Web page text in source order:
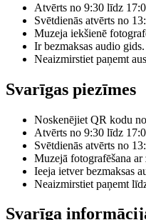
Atvērts no 9:30 līdz
Svētdienās atvērts no
Muzeja iekšienē
Ir bezmaksas audio gids.
Neaizmirstiet paņemt
Svarīgas piezīmes
Noskenējiet QR kodu
Atvērts no 9:30 līdz
Svētdienās atvērts no
Muzejā fotografēšana
Ieeja ietver bezmaksas
Neaizmirstiet paņemt
Svarīga